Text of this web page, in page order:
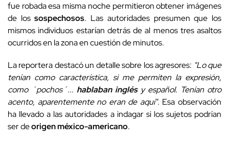
fue robada esa misma noche permitieron obtener imágenes
de lossospechosos. Las autoridades presumen que los
mismos individuos estarían detrás de al menos tres asaltos
ocurridos en la zona en cuestión de minutos.
La reportera destacó un detalle sobre los agresores: "Lo que
tenían como característica, si me permiten la expresión,
como ´pochos´... hablaban inglésy español. Tenían otro
acento, aparentemente no eran de aquí". Esa observación
ha llevado a las autoridades a indagar si los sujetos podrían
ser deorigen méxico-americano.